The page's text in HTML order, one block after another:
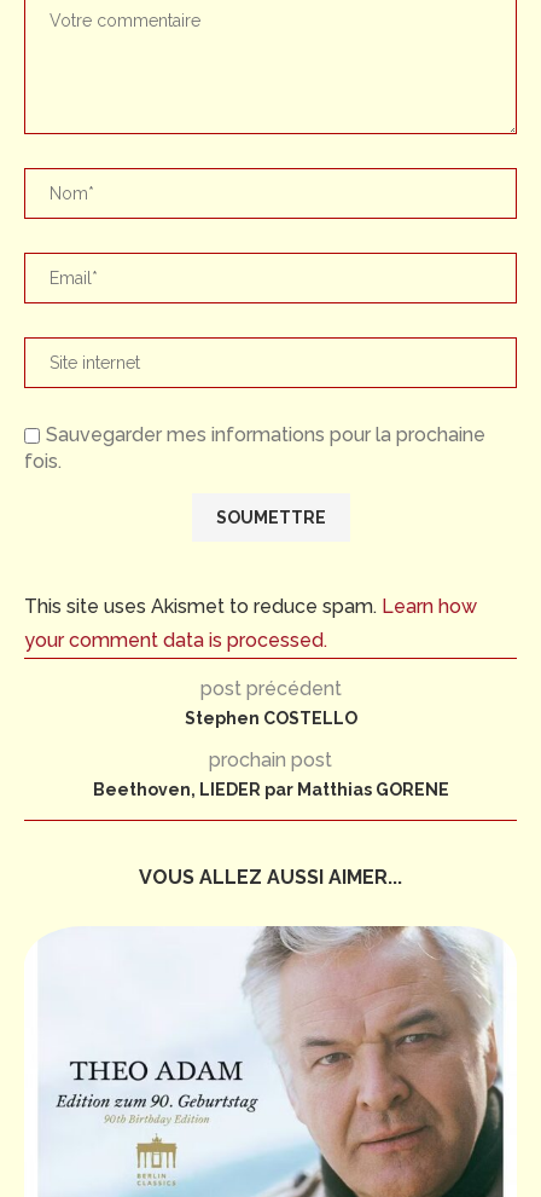
Sauvegarder mes informations pour la prochaine
fois.
This site uses Akismet to reduce spam. Learn how
your comment data is processed.
post précédent
Stephen COSTELLO
prochain post
Beethoven, LIEDER par Matthias GORENE
VOUS ALLEZ AUSSI AIMER...